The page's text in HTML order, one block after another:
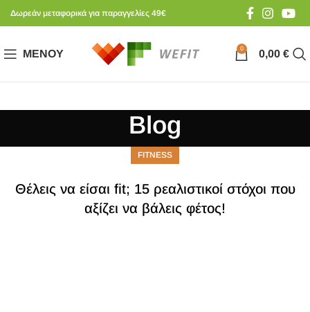
Δωρεάν μεταφορικά για παραγγελίες 49€
ΜΕΝΟΎ 0 0,00 €
Blog
FITNESS
Θέλεις να είσαι fit; 15 ρεαλιστικοί στόχοι που
αξίζει να βάλεις φέτος!